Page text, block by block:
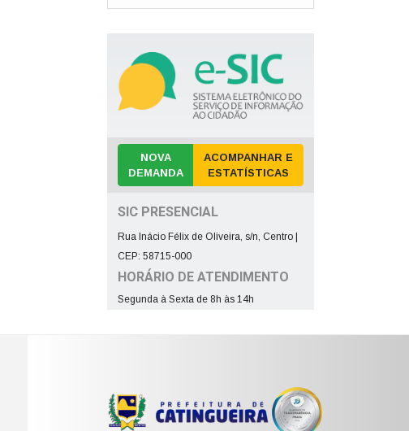
NOVA
DEMANDA
ACOMPANHAR E
ESTATÍSTICAS
SIC PRESENCIAL
Rua Inácio Félix de Oliveira, s/n, Centro |
CEP: 58715-000
HORÁRIO DE ATENDIMENTO
Segunda à Sexta de 8h às 14h